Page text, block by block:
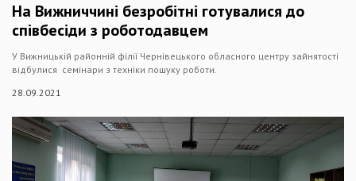
На Вижниччині безробітні готувалися до
співбесіди з роботодавцем
У Вижницькій районній філії Чернівецького обласного центру зайнятості
відбулися семінари з техніки пошуку роботи.
28.09.2021